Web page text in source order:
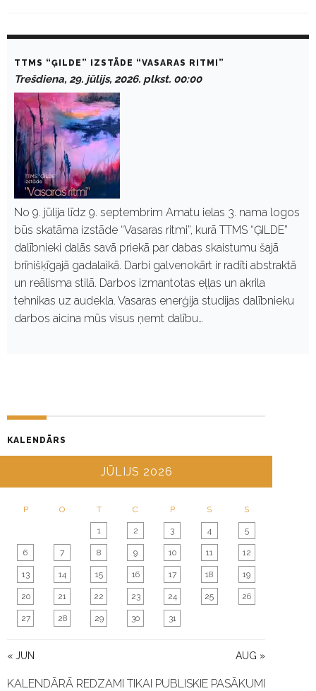
ū
TTMS “ĢILDE” IZSTĀDE “VASARAS RITMI”
Trešdiena, 29. jūlijs, 2026. plkst. 00:00
No 9. jūlija līdz 9. septembrim Amatu ielas 3. nama logos
būs skatāma izstāde “Vasaras ritmi”, kurā TTMS “ĢILDE”
dalībnieki dalās savā priekā par dabas skaistumu šajā
brīnišķīgajā gadalaikā. Darbi galvenokārt ir radīti abstraktā
un reālisma stilā. Darbos izmantotas eļļas un akrila
tehnikas uz audekla. Vasaras enerģija studijas dalībnieku
darbos aicina mūs visus ņemt dalību…
KALENDĀRS
JŪLIJS 2026
P O T C P S S
« JUN AUG »
1 2 3 4 5
6 7 8 9 10 11 12
13 14 15 16 17 18 19
20 21 22 23 24 25 26
27 28 29 30 31
KALENDĀRĀ REDZAMI TIKAI PUBLISKIE PASĀKUMI